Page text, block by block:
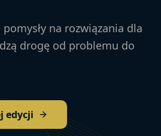
na rozwiązania dla
drogę od problemu do
edycji